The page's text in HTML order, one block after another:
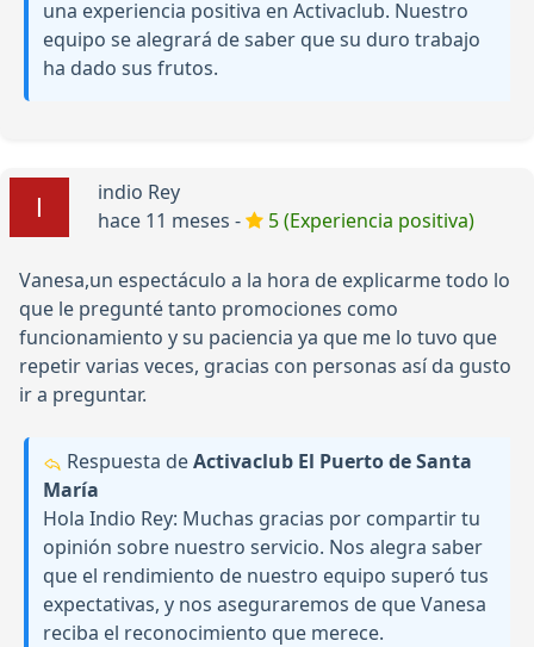
una experiencia positiva en Activaclub. Nuestro
equipo se alegrará de saber que su duro trabajo
ha dado sus frutos.
indio Rey
hace 11 meses -
5 (Experiencia positiva)
Vanesa,un espectáculo a la hora de explicarme todo lo
que le pregunté tanto promociones como
funcionamiento y su paciencia ya que me lo tuvo que
repetir varias veces, gracias con personas así da gusto
ir a preguntar.
Respuesta deActivaclub El Puerto de Santa
María
Hola Indio Rey: Muchas gracias por compartir tu
opinión sobre nuestro servicio. Nos alegra saber
que el rendimiento de nuestro equipo superó tus
expectativas, y nos aseguraremos de que Vanesa
reciba el reconocimiento que merece.